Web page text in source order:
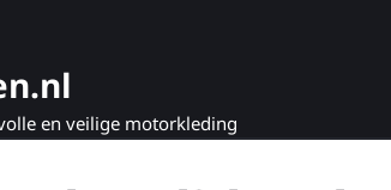
en veilige motorkleding